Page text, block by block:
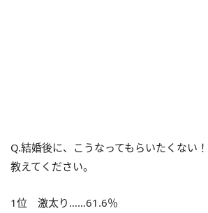
Q.結婚後に、こうなってもらいたくない
教えてください。
1位 激太り……61.6％